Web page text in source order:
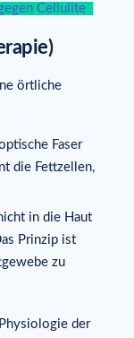
Cellulite
örtliche
Faser
die Fettzellen,
in die Haut
Prinzip ist
zu
der